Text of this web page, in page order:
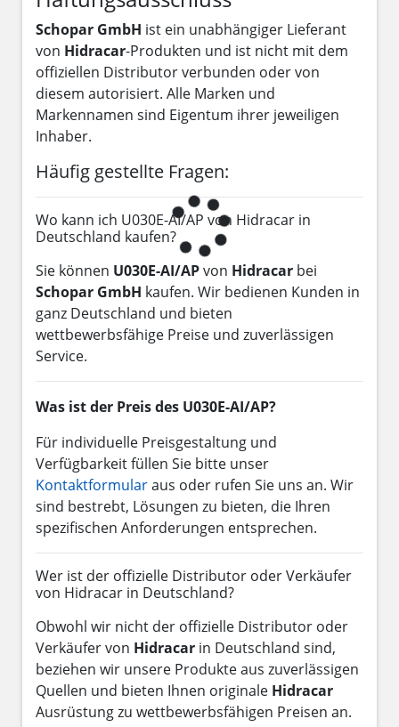
Schopar GmbH ist ein unabhängiger Lieferant
von Hidracar-Produkten und ist nicht mit dem
offiziellen Distributor verbunden oder von
diesem autorisiert. Alle Marken und
Markennamen sind Eigentum ihrer jeweiligen
Inhaber.
Häufig gestellte Fragen:
Wo kann ich U030E-AI/AP von Hidracar in
Deutschland kaufen?
Sie können U030E-AI/APvon Hidracar bei
Schopar GmbH kaufen. Wir bedienen Kunden in
ganz Deutschland und bieten
wettbewerbsfähige Preise und zuverlässigen
Service.
Was ist der Preis des U030E-AI/AP?
Für individuelle Preisgestaltung und
Verfügbarkeit füllen Sie bitte unser
Kontaktformularaus oder rufen Sie uns an. Wir
sind bestrebt, Lösungen zu bieten, die Ihren
spezifischen Anforderungen entsprechen.
Wer ist der offizielle Distributor oder Verkäufer
von Hidracar in Deutschland?
Obwohl wir nicht der offizielle Distributor oder
Verkäufer von Hidracar in Deutschland sind,
beziehen wir unsere Produkte aus zuverlässigen
Quellen und bieten Ihnen originale Hidracar
Ausrüstung zu wettbewerbsfähigen Preisen an.